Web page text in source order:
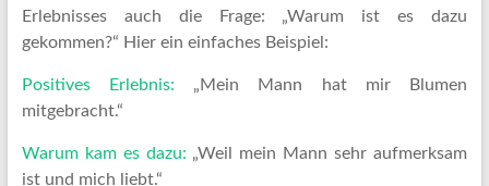
Erlebnisses auch die Frage: „Warum ist es dazu
gekommen?“ Hier ein einfaches Beispiel:
Positives Erlebnis: „Mein Mann hat mir Blumen
mitgebracht.“
Warum kam es dazu: „Weil mein Mann sehr aufmerksam
ist und mich liebt.“